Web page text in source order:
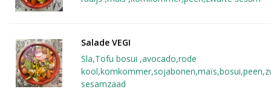
Salade VEGI
Sla,Tofu bosui ,avocado,rode
sesamzaad